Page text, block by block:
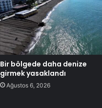
Bir bölgede daha denize
girmek yasaklandı
Ağustos 6, 2026